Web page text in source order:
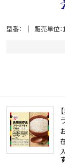
型番 販売単位